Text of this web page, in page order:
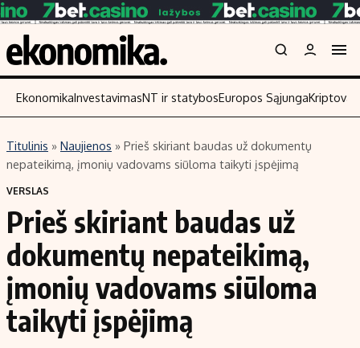
Turinys
Naujienos
Aplinka
Verslas
Energetika
Ekonomika
Politika
NT ir statybos
Skaitykite
Įmonės
Žemės ūkis
Technologijos
Laisvalaikis
EkonomikaInvestavimasNT ir statybosEuropos Sąjunga
Titulinis » Naujienos » Prieš skiriant baudas už dokumentų
nepateikimą, įmonių vadovams siūloma taikyti įspėjimą
VERSLAS
Prieš skiriant baudas už
dokumentų nepateikimą,
įmonių vadovams siūloma
taikyti įspėjimą